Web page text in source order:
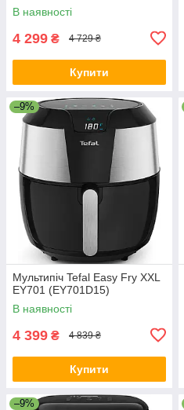
В наявності
4 299 ₴ 4 729 ₴
Купити
–9%
Мультипіч Tefal Easy Fry XXL
EY701 (EY701D15)
В наявності
4 399 ₴ 4 839 ₴
Купити
–9%